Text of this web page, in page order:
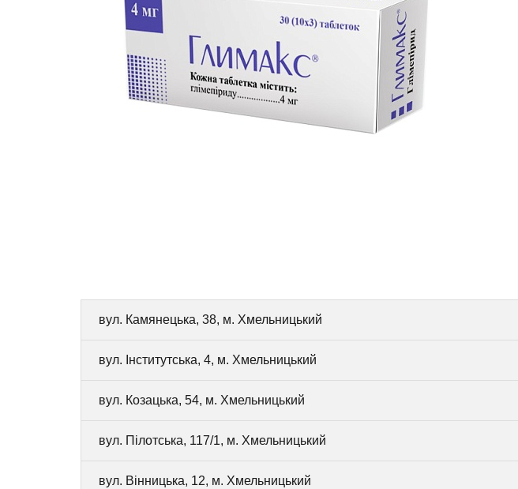
вул. Камянецька, 38, м. Хмельницький
вул. Інститутська, 4, м. Хмельницький
вул. Козацька, 54, м. Хмельницький
вул. Пілотська, 117/1, м. Хмельницький
вул. Вінницька, 12, м. Хмельницький